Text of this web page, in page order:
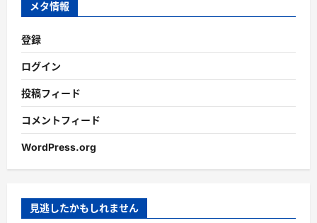
メタ情報
登録
ログイン
投稿フィード
コメントフィード
WordPress.org
見逃したかもしれません